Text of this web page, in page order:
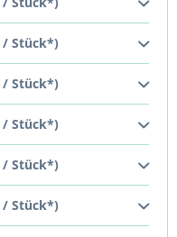
/ Stück*)
/ Stück*)
/ Stück*)
/ Stück*)
/ Stück*)